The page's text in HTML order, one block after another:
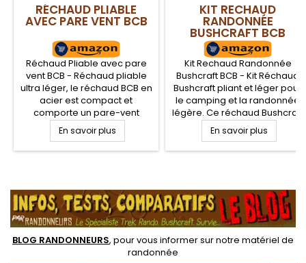
RÉCHAUD PLIABLE
AVEC PARE VENT BCB
Réchaud Pliable avec pare
vent BCB - Réchaud pliable
ultra léger, le réchaud BCB en
acier est compact et
comporte un pare-vent
démontable intégré. Ce
réchaud bushcraft s'utilise
avec de nombreux
principalement adapté pour
le gel éthanol FireDragon BCB
En savoir plus
KIT RECHAUD
RANDONNÉE
BUSHCRAFT BCB
Kit Rechaud Randonnée
Bushcraft BCB - Kit Réchaud
Bushcraft pliant et léger pour
le camping et la randonnée
légère. Ce réchaud Bushcraft
ne prends pas de place et
bénéficie de la puissance
écologique et hautement
fonctionnement puissant et
rapide en cuisson.
En savoir plus
BLOG RANDONNEURS, pour vous informer sur notre matériel de
randonnée